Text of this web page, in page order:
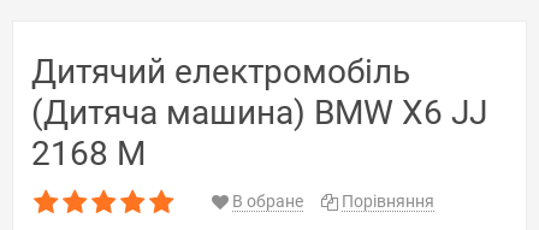
Дитячий електромобіль
(Дитяча машина) BMW X6 JJ
2168 M
В обране Порівняння